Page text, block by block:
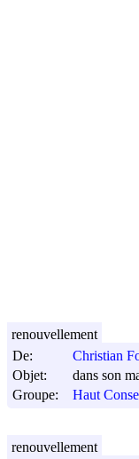
De:
Christian
Objet:
dans son
Groupe:
Haut
renouvellement
renouvellement